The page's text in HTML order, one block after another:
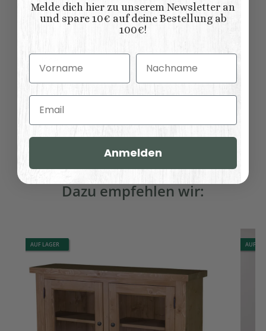
Artikelgewicht: 4,00 kg
70,00 × 25,00 × 16,00
cm
Dazu empfehlen wir:
AUF LAGER AUF
Melde dich hier zu unserem Newsletter an
und spare 10€ auf deine Bestellung ab
100€!
Vorname Nachname
Email
Anmelden